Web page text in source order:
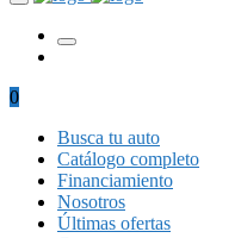
0
Busca tu auto
Catálogo completo
Financiamiento
Nosotros
Últimas ofertas